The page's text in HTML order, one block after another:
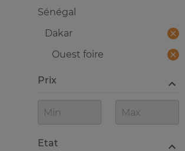
Sénégal
Dakar
Ouest foire
Prix
Etat